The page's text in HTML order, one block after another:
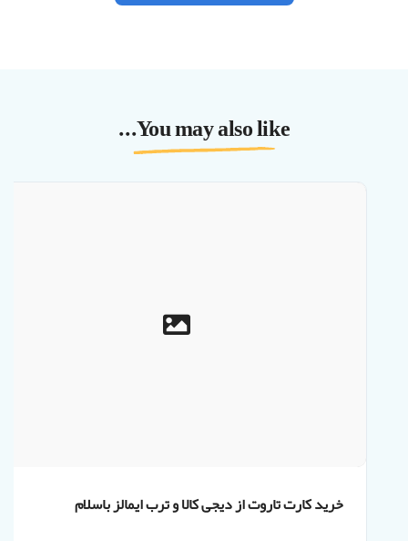
You may also like...
خرید کارت تاروت از دیجی کالا و ترب ایمالز باسلام